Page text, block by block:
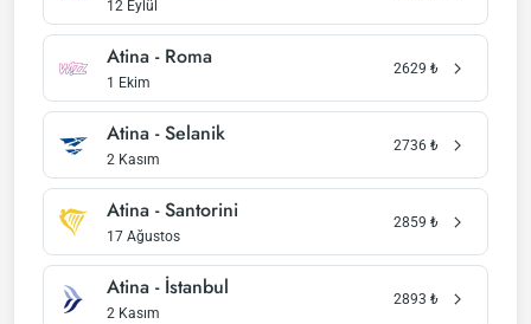
12 Eylül
Atina - Roma
1 Ekim
2629 ₺
Atina - Selanik
2 Kasım
2736 ₺
Atina - Santorini
17 Ağustos
2859 ₺
Atina - İstanbul
2 Kasım
2893 ₺